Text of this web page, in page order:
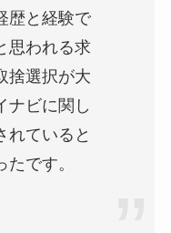
歴と経験で
思われる求
捨選択が大
ナビに関し
れていると
です。